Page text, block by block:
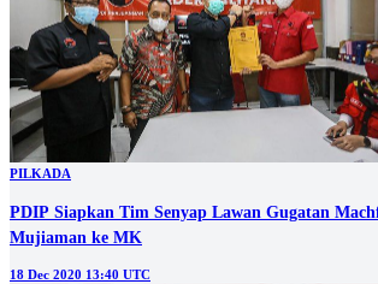
PILKADA
PDIP Siapkan Tim Senyap Lawan Gugatan
Mujiaman ke MK
18 Dec 2020 13:40 UTC